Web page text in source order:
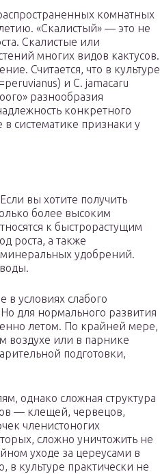
комнатных
«Скалистый» — это не
Скалистые или
многих видов кактусов.
Считается, что в культуре
и С. jamacaru
разнообразия
конкретного
в систематике признаки у
вы хотите получить
более высоким
к быстрорастущим
роста, а также
удобрений.
условиях слабого
для нормального развития
летом. По крайней мере,
воздухе или в парнике
подготовки,
однако сложная структура
— клещей, червецов,
членистоногих
сложно уничтожить не
уходе за цереусами в
культуре практически не